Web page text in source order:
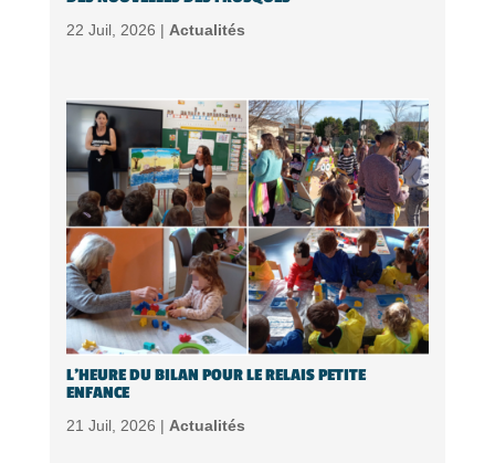
22 Juil, 2026 | Actualités
L’HEURE DU BILAN POUR LE RELAIS PETITE
ENFANCE
21 Juil, 2026 | Actualités